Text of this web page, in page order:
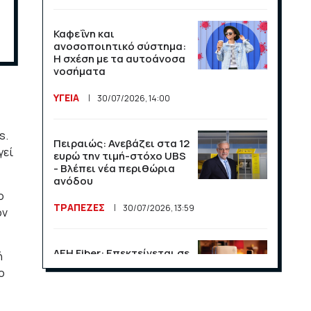
Καφεΐνη και
ανοσοποιητικό σύστημα:
Η σχέση με τα αυτοάνοσα
νοσήματα
ΥΓΕΙΑ 30/07/2026, 14:00
Πειραιώς: Ανεβάζει στα 12
ευρώ την τιμή-στόχο UBS
- Βλέπει νέα περιθώρια
ανόδου
ΤΡΑΠΕΖΕΣ 30/07/2026, 13:59
ΔΕΗ Fiber: Επεκτείνεται σε
15 νέες περιοχές σε Αττική